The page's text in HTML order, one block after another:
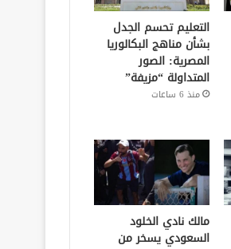
التعليم تحسم الجدل
بشأن مناهج البكالوريا
المصرية: الصور
المتداولة “مزيفة”
منذ 6 ساعات
مالك نادي الخلود
السعودي يسخر من